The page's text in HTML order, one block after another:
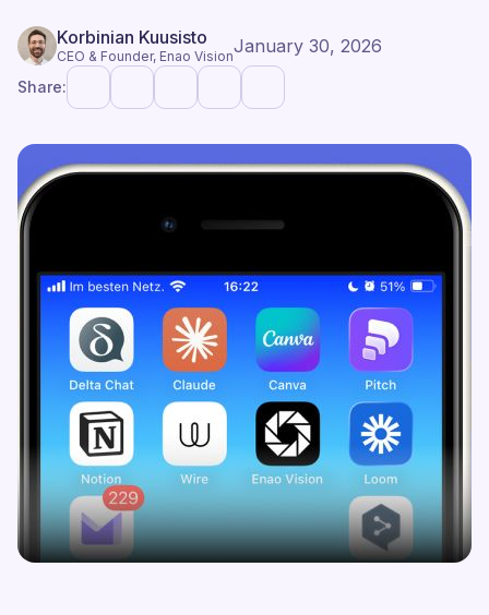
Korbinian Kuusisto
CEO & Founder, Enao VisionJanuary 30, 2026
Share: